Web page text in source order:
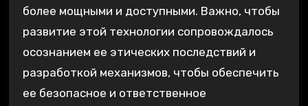
более мощными и доступными. Важно, чтобы
развитие этой технологии сопровождалось
осознанием ее этических последствий и
разработкой механизмов, чтобы обеспечить
ее безопасное и ответственное